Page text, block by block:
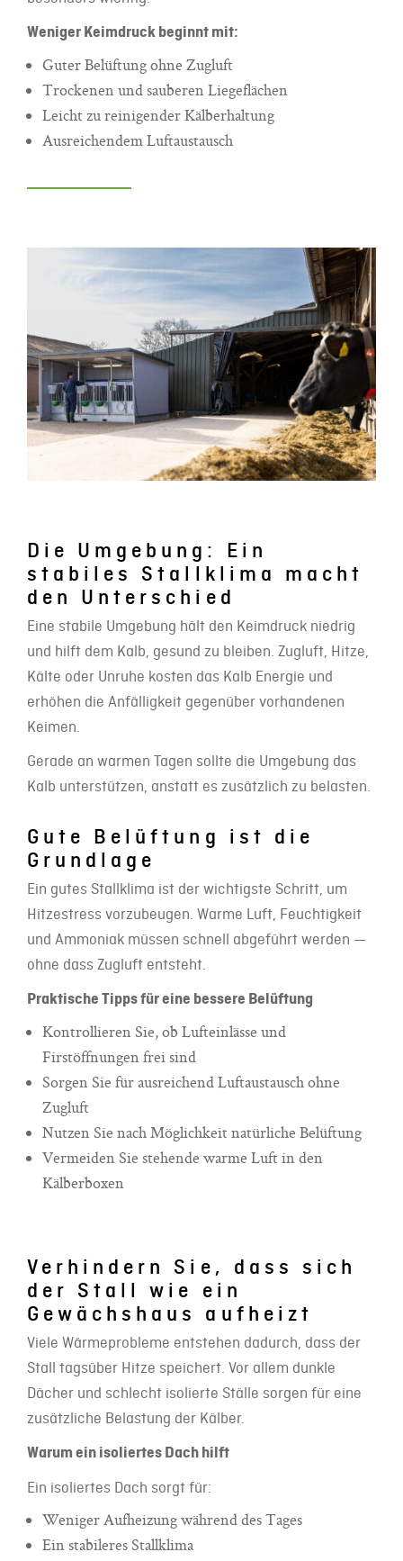
Weniger Keimdruck beginnt mit:
Guter Belüftung ohne Zugluft
Trockenen und sauberen Liegeflächen
Leicht zu reinigender Kälberhaltung
Ausreichendem Luftaustausch
Die Umgebung: Ein
stabiles Stallklima macht
den Unterschied
Eine stabile Umgebung hält den Keimdruck niedrig
und hilft dem Kalb, gesund zu bleiben. Zugluft, Hitze,
Kälte oder Unruhe kosten das Kalb Energie und
erhöhen die Anfälligkeit gegenüber vorhandenen
Keimen.
Gerade an warmen Tagen sollte die Umgebung das
Kalb unterstützen, anstatt es zusätzlich zu belasten.
Gute Belüftung ist die
Grundlage
Ein gutes Stallklima ist der wichtigste Schritt, um
Hitzestress vorzubeugen. Warme Luft, Feuchtigkeit
und Ammoniak müssen schnell abgeführt werden —
ohne dass Zugluft entsteht.
Praktische Tipps für eine bessere Belüftung
Kontrollieren Sie, ob Lufteinlässe und
Firstöffnungen frei sind
Sorgen Sie für ausreichend Luftaustausch ohne
Zugluft
Nutzen Sie nach Möglichkeit natürliche Belüftung
Vermeiden Sie stehende warme Luft in den
Kälberboxen
Verhindern Sie, dass sich
der Stall wie ein
Gewächshaus aufheizt
Viele Wärmeprobleme entstehen dadurch, dass der
Stall tagsüber Hitze speichert. Vor allem dunkle
Dächer und schlecht isolierte Ställe sorgen für eine
zusätzliche Belastung der Kälber.
Warum ein isoliertes Dach hilft
Ein isoliertes Dach sorgt für:
Weniger Aufheizung während des Tages
Ein stabileres Stallklima